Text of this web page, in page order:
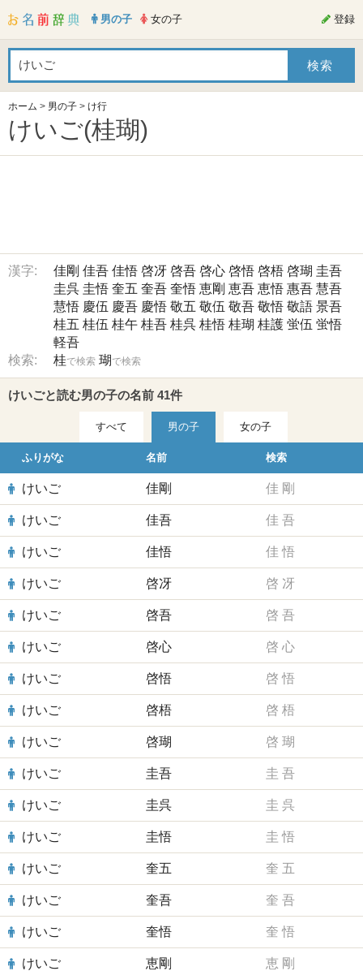
男の子 女の子 登録
ホーム > 男の子 > け行
けいご(桂瑚)
漢字: 佳剛 佳吾 佳悟 啓冴 啓吾 啓心 啓悟 啓梧 啓瑚 圭吾
圭呉 圭悟 奎五 奎吾 奎悟 恵剛 恵吾 恵悟 惠吾 慧吾
慧悟 慶伍 慶吾 慶悟 敬五 敬伍 敬吾 敬悟 敬語 景吾
桂五 桂伍 桂午 桂吾 桂呉 桂悟 桂瑚 桂護 蛍伍 蛍悟
軽吾
検索:
桂で検索 瑚 で検索
けいごと読む男の子の名前 41件
すべて 男の子 女の子
ふりがな 名前 検索
けいご 佳剛 佳 剛
けいご 佳吾 佳 吾
けいご 佳悟 佳 悟
けいご 啓冴 啓 冴
けいご 啓吾 啓 吾
けいご 啓心 啓 心
けいご 啓悟 啓 悟
けいご 啓梧 啓 梧
けいご 啓瑚 啓 瑚
けいご 圭吾 圭 吾
けいご 圭呉 圭 呉
けいご 圭悟 圭 悟
けいご 奎五 奎 五
けいご 奎吾 奎 吾
けいご 奎悟 奎 悟
けいご 恵剛 恵 剛